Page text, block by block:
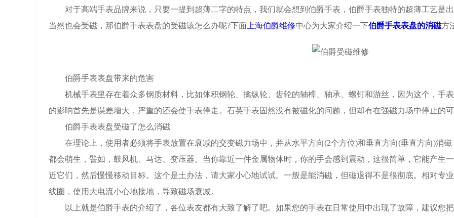
对于高端手表品牌来说，只要一提到超薄二字的特点，我们就会想到伯爵手表，伯爵手表独特的超薄工艺是
当然也会受磁，那伯爵手表表盘的受磁该怎么办呢?下面 上海伯爵维修中心为大家介绍一下伯爵手表表盘的消磁方
伯爵手表表盘带来的危害
机械手表里存在着众多钢质材料，比如体积钢轮、擒纵轮、齿轮的轴榫、轴承、螺钉和游丝，因为这个，手
的影响首先是误差增大，严重的还会使手表停走。石英手表固然没有被磁化的问题，但却有在强磁力场中停止的
伯爵手表表盘受磁了怎么消磁
在理论上，使用者必须将手表放置在衰减的交变磁力场中，并从水平方向(2个方位)和垂直方向(垂直方向)消
都会萌生，譬如，鼓风机、马达、变压器。当你靠近一件金属物体时，你的手会感到震动，这很简单，它能产生
近它们，然后慢慢移动目标。这个是土办法，请大家小心地试试。一般是能消磁，但磁退得不是很彻底。相对专
线圈，使用大电流小心地接地，导致磁场衰减。
以上就是伯爵手表的介绍了，各位表友都有大致了解了吧。如果您的手表在日常使用中出现了故障，建议您